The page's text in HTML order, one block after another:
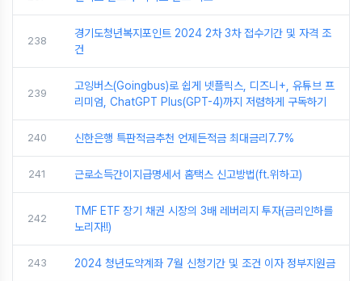
238
경기도청년복지포인트 2024 2차 3차 접수기간 및 자격 조
건
239
고잉버스(Goingbus)로 쉽게 넷플릭스, 디즈니+, 유튜브 프
리미엄, ChatGPT Plus(GPT-4)까지 저렴하게 구독하기
240 신한은행 특판적금추천 언제든적금 최대금리7.7%
241 근로소득간이지급명세서 홈택스 신고방법(ft.위하고)
242
TMF ETF 장기 채권 시장의 3배 레버리지 투자(금리인하를
노리자!!)
243 2024 청년도약계좌 7월 신청기간 및 조건 이자 정부지원금